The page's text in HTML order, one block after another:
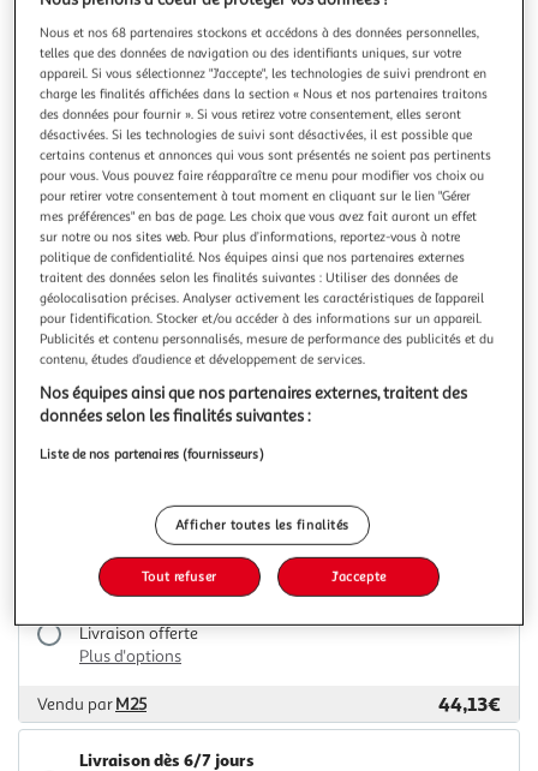
PLAYMOBIL
71294 - Wiltopia - Explorateurs avec animaux de la
savane
Contient 35 pièces
Dès 4 ans
En savoir +
Vendu par Multishop
Livr. ou retrait dès 4/5 jours
A partir de 2,00€
Plus d'options
Vendu par Multishop 40,75€ 59,90€
Livraison dès 5/6 jours
Plus d'options
Vendu par2KINGS
Livraison offerte
Plus d'options
Vendu parM25 44,13€
Livraison dès 6/7 jours
Nous et nos 68 partenaires stockons et accédons à des données personnelles,
telles que des données de navigation ou des identifiants uniques, sur votre
appareil. Si vous sélectionnez "J'accepte", les technologies de suivi prendront en
charge les finalités affichées dans la section « Nous et nos partenaires traitons
des données pour fournir ». Si vous retirez votre consentement, elles seront
désactivées. Si les technologies de suivi sont désactivées, il est possible que
certains contenus et annonces qui vous sont présentés ne soient pas pertinents
pour vous. Vous pouvez faire réapparaître ce menu pour modifier vos choix ou
pour retirer votre consentement à tout moment en cliquant sur le lien "Gérer
mes préférences" en bas de page. Les choix que vous avez fait auront un effet
sur notre ou nos sites web. Pour plus d’informations, reportez-vous à notre
politique de confidentialité. Nos équipes ainsi que nos partenaires externes
traitent des données selon les finalités suivantes : Utiliser des données de
géolocalisation précises. Analyser activement les caractéristiques de l’appareil
pour l’identification. Stocker et/ou accéder à des informations sur un appareil.
Publicités et contenu personnalisés, mesure de performance des publicités et du
contenu, études d’audience et développement de services.
Nos équipes ainsi que nos partenaires externes, traitent des
données selon les finalités suivantes :
Liste de nos partenaires (fournisseurs)
Afficher toutes les finalités
Tout refuser J'accepte